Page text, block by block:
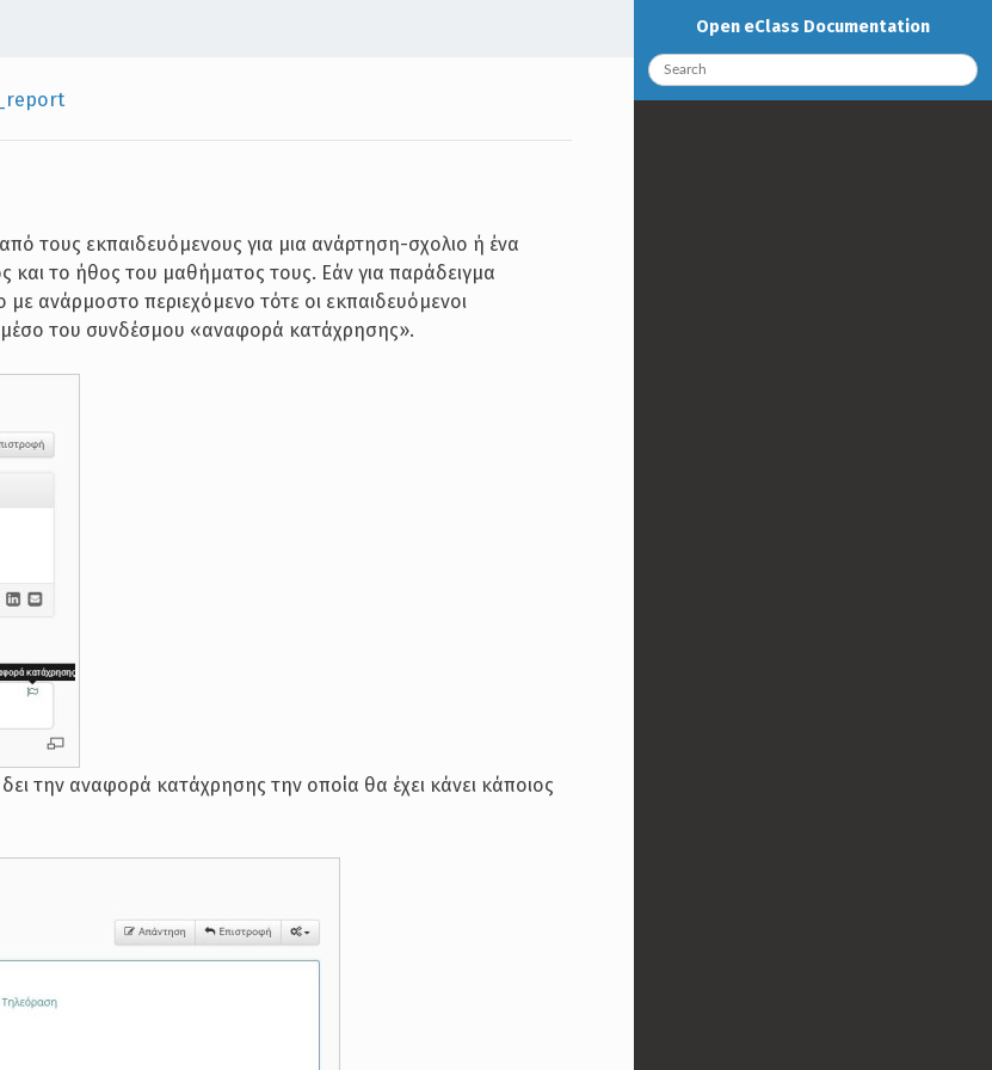
τους εκπαιδευόμενους για μια ανάρτηση-σχολιο ή ένα
και το ήθος του μαθήματος τους. Εάν για παράδειγμα
ανάρμοστο περιεχόμενο τότε οι εκπαιδευόμενοι
του συνδέσμου «αναφορά κατάχρησης».
την αναφορά κατάχρησης την οποία θα έχει κάνει κάποιος
Open eClass Documentation